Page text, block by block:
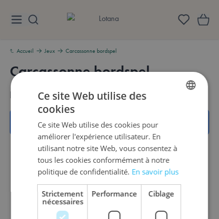
Lotana
Accueil Jeux Carcassonne bordspel
Carcassonne bordspel
Aperçu
Produits
sélection.
Ce site Web utilise des
cookies
Ce site Web utilise des cookies pour
améliorer l'expérience utilisateur. En
utilisant notre site Web, vous consentez à
tous les cookies conformément à notre
politique de confidentialité. En savoir plus
Strictement
nécessaires
Performance Ciblage